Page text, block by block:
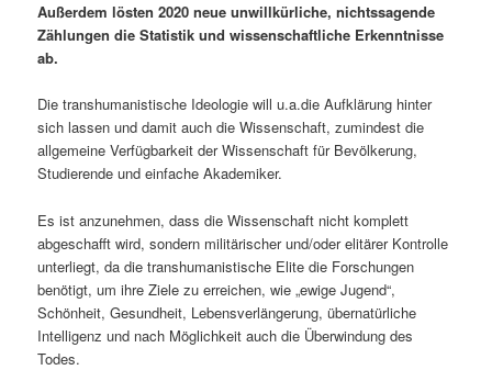
Außerdem lösten 2020 neue unwillkürliche, nichtssagende
Zählungen die Statistik und wissenschaftliche Erkenntnisse
ab.
Die transhumanistische Ideologie will u.a.die Aufklärung hinter
sich lassen und damit auch die Wissenschaft, zumindest die
allgemeine Verfügbarkeit der Wissenschaft für Bevölkerung,
Studierende und einfache Akademiker.
Es ist anzunehmen, dass die Wissenschaft nicht komplett
abgeschafft wird, sondern militärischer und/oder elitärer Kontrolle
unterliegt, da die transhumanistische Elite die Forschungen
benötigt, um ihre Ziele zu erreichen, wie „ewige Jugend“,
Schönheit, Gesundheit, Lebensverlängerung, übernatürliche
Intelligenz und nach Möglichkeit auch die Überwindung des
Todes.